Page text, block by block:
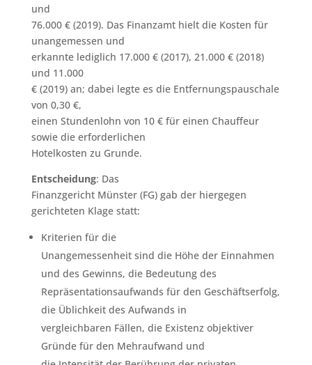
und
76.000 € (2019). Das Finanzamt hielt die Kosten für
unangemessen und
erkannte lediglich 17.000 € (2017), 21.000 € (2018)
und 11.000
€ (2019) an; dabei legte es die Entfernungspauschale
von 0,30 €,
einen Stundenlohn von 10 € für einen Chauffeur
sowie die erforderlichen
Hotelkosten zu Grunde.
Entscheidung: Das
Finanzgericht Münster (FG) gab der hiergegen
gerichteten Klage statt:
Kriterien für die
Unangemessenheit sind die Höhe der Einnahmen
und des Gewinns, die Bedeutung des
Repräsentationsaufwands für den Geschäftserfolg,
die Üblichkeit des Aufwands in
vergleichbaren Fällen, die Existenz objektiver
Gründe für den Mehraufwand und